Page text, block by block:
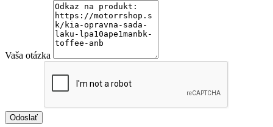
Vaša otázka
Odoslať